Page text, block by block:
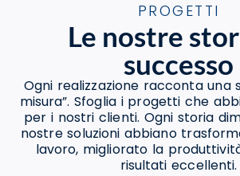
PROGETTI
Le nostre
successo
Ogni realizzazione racconta una
misura”. Sfoglia i progetti che
per i nostri clienti. Ogni storia
nostre soluzioni abbiano
lavoro, migliorato la
risultati eccellenti.